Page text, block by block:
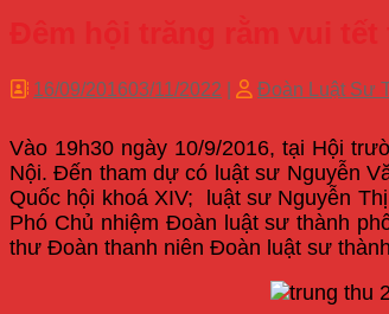
16/09/201603/11/2022 Đoàn Luật Sư
Vào 19h30 ngày 10/9/2016, tại Hội
Nội. Đến tham dự có luật sư Nguyễn
Quốc hội khoá XIV; luật sư Nguyễn
Phó Chủ nhiệm Đoàn luật sư thành
thư Đoàn thanh niên Đoàn luật sư